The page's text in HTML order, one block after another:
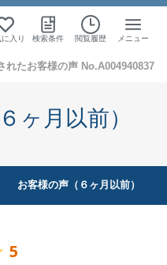
入り 検索条件 閲覧履歴 メニュー
れたお客様の声 No.A004940837
ヶ月以前）
お客様の声（６ヶ月以前）
5